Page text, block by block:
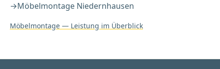
→Möbelmontage Niedernhausen
Möbelmontage — Leistung im Überblick